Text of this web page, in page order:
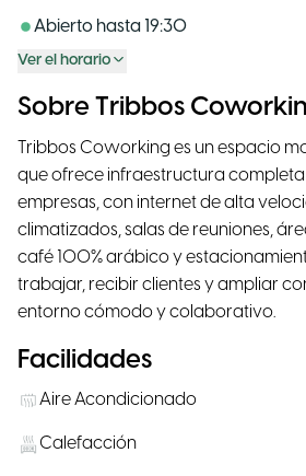
Abierto hasta 19:30
Ver el horario
Sobre Tribbos
Tribbos Coworking es un espacio
que ofrece infraestructura
empresas, con internet de alta
climatizados, salas de reuniones,
café 100% arábico y
trabajar, recibir clientes y ampliar
entorno cómodo y colaborativo.
Facilidades
Aire Acondicionado
Calefacción